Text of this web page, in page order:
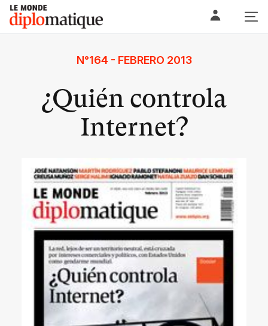
Skip
content
Le monde diplomatique
N°164 - FEBRERO 2013
¿Quién controla
Internet?